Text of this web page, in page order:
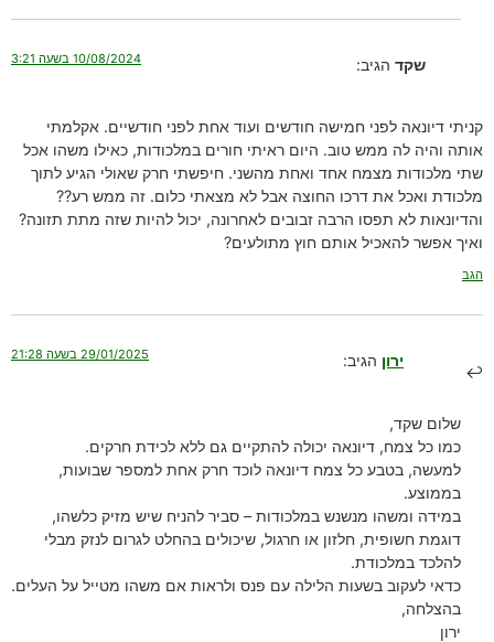
שקד הגיב: 10/08/2024 בשעה 3:21
קניתי דיונאה לפני חמישה חודשים ועוד אחת לפני חודשיים. אקלמתי
אותה והיה לה ממש טוב. היום ראיתי חורים במלכודות, כאילו משהו אכל
שתי מלכודות מצמח אחד ואחת מהשני. חיפשתי חרק שאולי הגיע לתוך
מלכודת ואכל את דרכו החוצה אבל לא מצאתי כלום. זה ממש רע??
והדיונאות לא תפסו הרבה זבובים לאחרונה, יכול להיות שזה מתת תזונה?
ואיך אפשר להאכיל אותם חוץ מתולעים?
הגב
ירון הגיב: 29/01/2025 בשעה 21:28
שלום שקד,
כמו כל צמח, דיונאה יכולה להתקיים גם ללא לכידת חרקים.
למעשה, בטבע כל צמח דיונאה לוכד חרק אחת למספר שבועות,
בממוצע.
במידה ומשהו מנשנש במלכודות – סביר להניח שיש מזיק כלשהו,
דוגמת חשופית, חלזון או חרגול, שיכולים בהחלט לגרום לנזק מבלי
להלכד במלכודת.
כדאי לעקוב בשעות הלילה עם פנס ולראות אם משהו מטייל על העלים.
בהצלחה,
ירון